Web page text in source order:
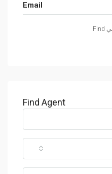
Email
Find Agent